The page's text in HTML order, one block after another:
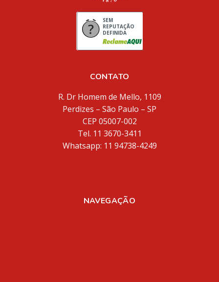
SEM
REPUTAÇÃO
DEFINIDA
CONTATO
R. Dr Homem de Mello, 1109
Perdizes – São Paulo – SP
CEP 05007-002
Tel. 11 3670-3411
Whatsapp: 11 94738-4249
NAVEGAÇÃO